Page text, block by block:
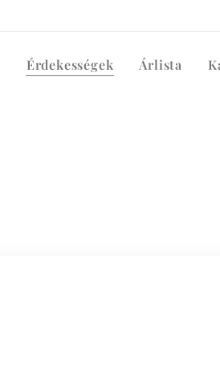
Érdekességek Árlista